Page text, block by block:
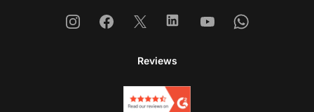
InstagramFacebook
X LinkedinYoutubeWhatsapp
Reviews